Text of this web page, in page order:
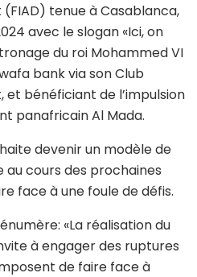
tenue à Casablanca,
avec le slogan «Ici, on
du roi Mohammed VI
bank via son Club
bénéficiant de l’impulsion
panafricain Al Mada.
devenir un modèle de
cours des prochaines
face à une foule de défis.
«La réalisation du
à engager des ruptures
de faire face à